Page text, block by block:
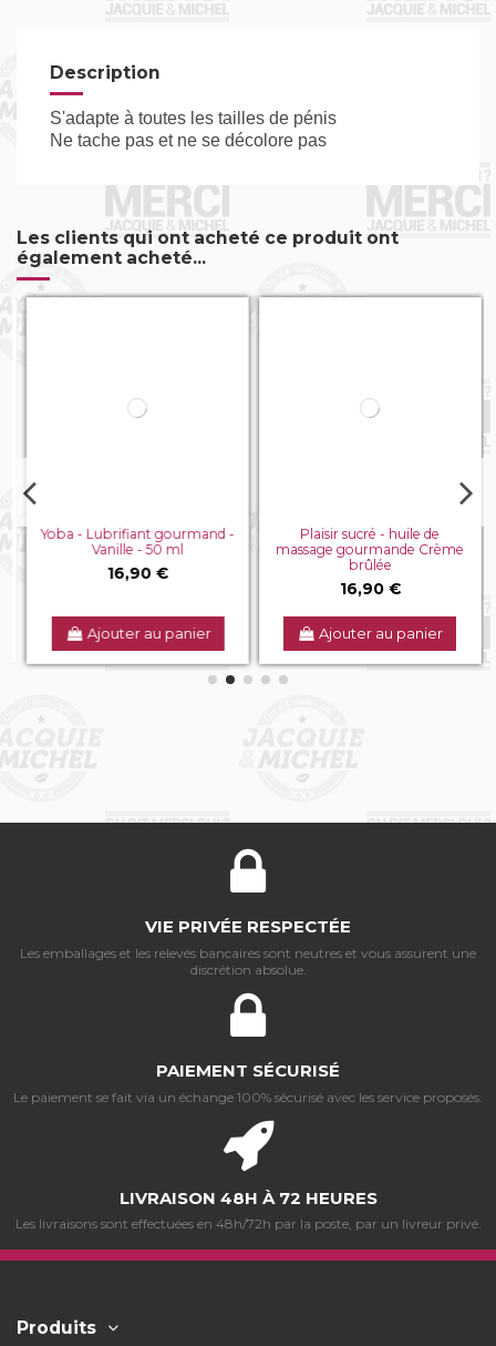
Description
S'adapte à toutes les tailles de pénis
Ne tache pas et ne se décolore pas
Les clients qui ont acheté ce produit ont
également acheté...
Yoba - Lubrifiant gourmand -
Vanille - 50 ml
16,90 €
Ajouter au panier
Plaisir sucré - huile de
massage gourmande Crème
brûlée
16,90 €
Ajouter au panier
VIE PRIVÉE RESPECTÉE
Les emballages et les relevés bancaires sont neutres et vous assurent une
discrétion absolue.
PAIEMENT SÉCURISÉ
Le paiement se fait via un échange 100% sécurisé avec les service proposés.
LIVRAISON 48H À 72 HEURES
Les livraisons sont effectuées en 48h/72h par la poste, par un livreur privé.
Produits